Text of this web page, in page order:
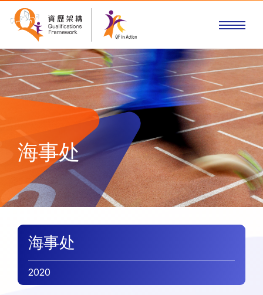
海事处
海事处
2020